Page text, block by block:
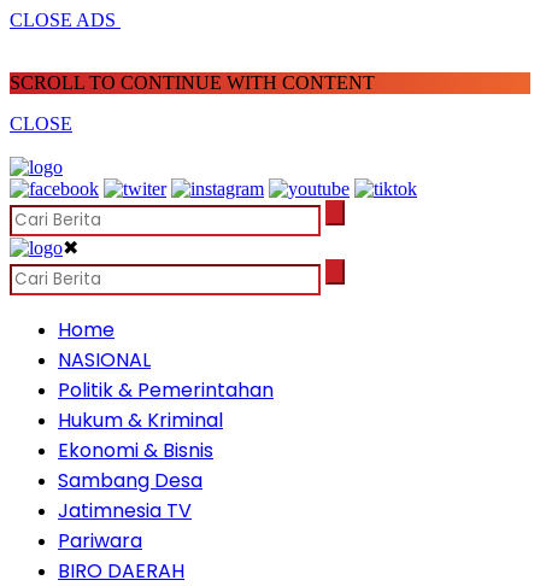
CLOSE ADS
SCROLL TO CONTINUE WITH CONTENT
CLOSE
✖
Home
NASIONAL
Politik & Pemerintahan
Hukum & Kriminal
Ekonomi & Bisnis
Sambang Desa
Jatimnesia TV
Pariwara
BIRO DAERAH